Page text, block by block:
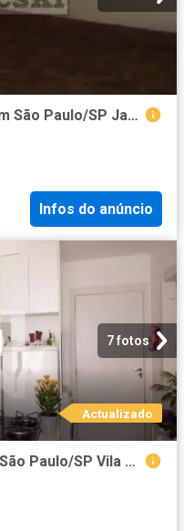
Casa / Sobrado para Venda em São Paulo/SP Jardim da Saude 3 Quartos
Infos do anúncio
7 fotos
Actualizado
Apartamento para Venda em São Paulo/SP Vila Prudente 1 Quartos